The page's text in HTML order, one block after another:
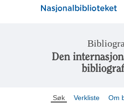
Den
Søk Verkliste Om